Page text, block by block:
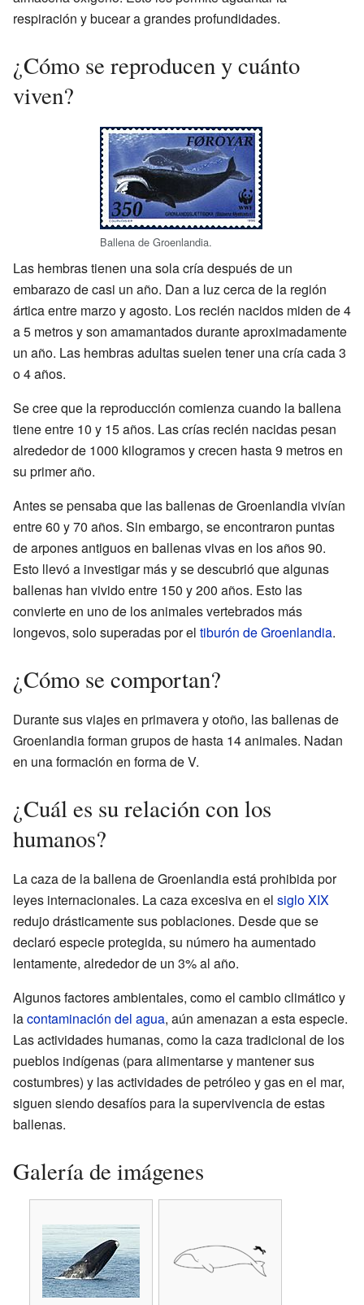
respiración y bucear a grandes profundidades.
¿Cómo se reproducen y cuánto
viven?
Ballena de Groenlandia.
Las hembras tienen una sola cría después de un
embarazo de casi un año. Dan a luz cerca de la región
ártica entre marzo y agosto. Los recién nacidos miden de 4
a 5 metros y son amamantados durante aproximadamente
un año. Las hembras adultas suelen tener una cría cada 3
o 4 años.
Se cree que la reproducción comienza cuando la ballena
tiene entre 10 y 15 años. Las crías recién nacidas pesan
alrededor de 1000 kilogramos y crecen hasta 9 metros en
su primer año.
Antes se pensaba que las ballenas de Groenlandia vivían
entre 60 y 70 años. Sin embargo, se encontraron puntas
de arpones antiguos en ballenas vivas en los años 90.
Esto llevó a investigar más y se descubrió que algunas
ballenas han vivido entre 150 y 200 años. Esto las
convierte en uno de los animales vertebrados más
longevos, solo superadas por el tiburón de Groenlandia.
¿Cómo se comportan?
Durante sus viajes en primavera y otoño, las ballenas de
Groenlandia forman grupos de hasta 14 animales. Nadan
en una formación en forma de V.
¿Cuál es su relación con los
humanos?
La caza de la ballena de Groenlandia está prohibida por
leyes internacionales. La caza excesiva en el siglo XIX
redujo drásticamente sus poblaciones. Desde que se
declaró especie protegida, su número ha aumentado
lentamente, alrededor de un 3% al año.
Algunos factores ambientales, como el cambio climático y
lacontaminación del agua, aún amenazan a esta especie.
Las actividades humanas, como la caza tradicional de los
pueblos indígenas (para alimentarse y mantener sus
costumbres) y las actividades de petróleo y gas en el mar,
siguen siendo desafíos para la supervivencia de estas
ballenas.
Galería de imágenes